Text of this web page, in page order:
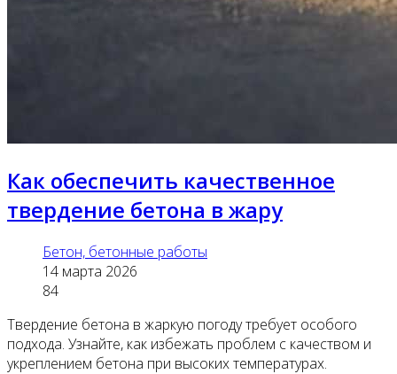
Как обеспечить качественное
твердение бетона в жару
Бетон, бетонные работы
14 марта 2026
84
Твердение бетона в жаркую погоду требует особого
подхода. Узнайте, как избежать проблем с качеством и
укреплением бетона при высоких температурах.